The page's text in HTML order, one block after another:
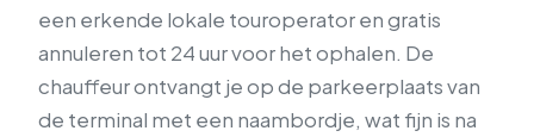
een erkende lokale touroperator en gratis
annuleren tot 24 uur voor het ophalen. De
chauffeur ontvangt je op de parkeerplaats van
de terminal met een naambordje, wat fijn is na